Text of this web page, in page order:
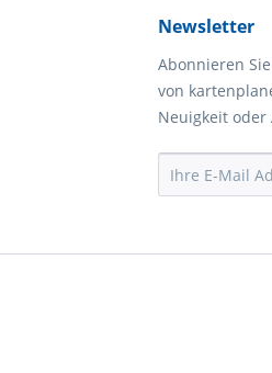
Newsletter
Abonnieren
von
Neuigkeit oder